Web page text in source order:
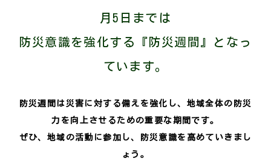
月5日までは
防災意識を強化する『防災週間』となっ
ています。
防災週間は災害に対する備えを強化し、地域全体の防災
力を向上させるための重要な期間です。
ぜひ、地域の活動に参加し、防災意識を高めていきまし
ょう。